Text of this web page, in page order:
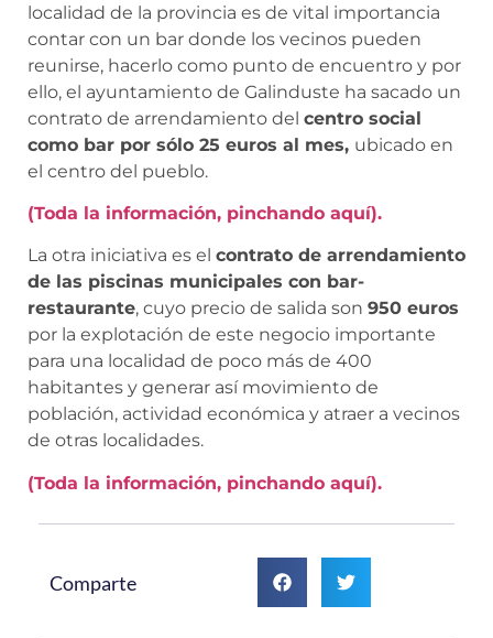
localidad de la provincia es de vital importancia
contar con un bar donde los vecinos pueden
reunirse, hacerlo como punto de encuentro y por
ello, el ayuntamiento de Galinduste ha sacado un
contrato de arrendamiento del centro social
como bar por sólo 25 euros al mes, ubicado en
el centro del pueblo.
(Toda la información, pinchando aquí).
La otra iniciativa es el contrato de arrendamiento
de las piscinas municipales con bar-
restaurante, cuyo precio de salida son 950 euros
por la explotación de este negocio importante
para una localidad de poco más de 400
habitantes y generar así movimiento de
población, actividad económica y atraer a vecinos
de otras localidades.
(Toda la información, pinchando aquí).
Comparte